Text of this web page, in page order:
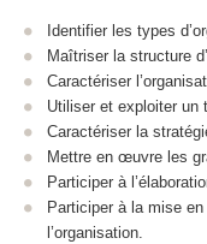
Identifier les types
Maîtriser la structure
Caractériser
Utiliser et exploiter un
Caractériser la
Mettre en œuvre les
Participer à
Participer à la mise
l’organisation.